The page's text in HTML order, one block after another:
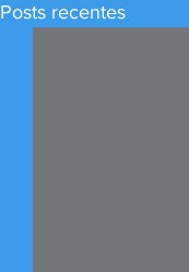
Posts recentes